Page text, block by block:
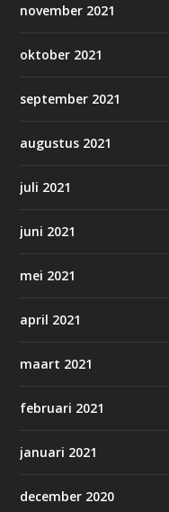
november 2021
oktober 2021
september 2021
augustus 2021
juli 2021
juni 2021
mei 2021
april 2021
maart 2021
februari 2021
januari 2021
december 2020